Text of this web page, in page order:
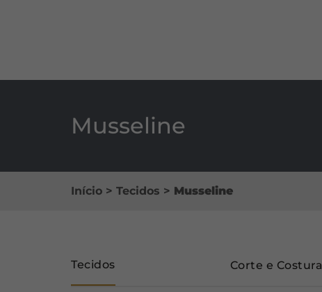
Musseline
Início > Tecidos > Musseline
Tecidos Corte e Costura